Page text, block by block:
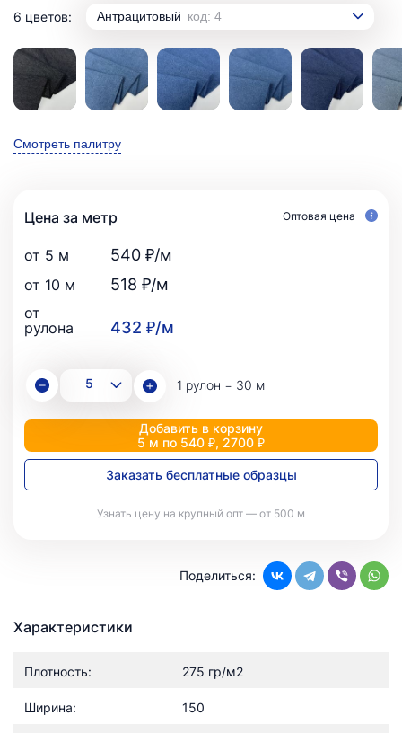
6 цветов: Антрацитовый код: 4
Смотреть палитру
Цена за метр Оптовая цена
от 5 м 540 ₽/м
от 10 м 518 ₽/м
от
рулона
432 ₽/м
1 рулон = 30 м
Добавить в корзину
5 м по 540 ₽, 2700 ₽
Заказать бесплатные образцы
Узнать цену на крупный опт — от 500 м
Поделиться:
Характеристики
Плотность: 275 гр/м2
Ширина: 150